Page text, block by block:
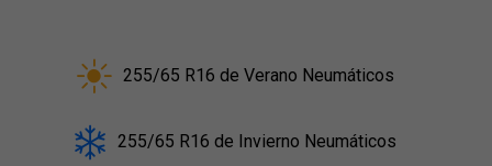
255/65 R16 de Verano Neumáticos
255/65 R16 de Invierno Neumáticos